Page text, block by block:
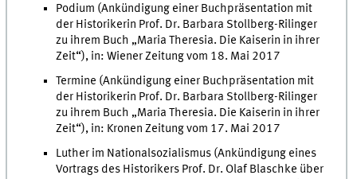
Podium (Ankündigung einer Buchpräsentation mit
der Historikerin Prof. Dr. Barbara Stollberg-Rilinger
zu ihrem Buch „Maria Theresia. Die Kaiserin in ihrer
Zeit“), in: Wiener Zeitung vom 18. Mai 2017
Termine (Ankündigung einer Buchpräsentation mit
der Historikerin Prof. Dr. Barbara Stollberg-Rilinger
zu ihrem Buch „Maria Theresia. Die Kaiserin in ihrer
Zeit“), in: Kronen Zeitung vom 17. Mai 2017
Luther im Nationalsozialismus (Ankündigung eines
Vortrags des Historikers Prof. Dr. Olaf Blaschke über